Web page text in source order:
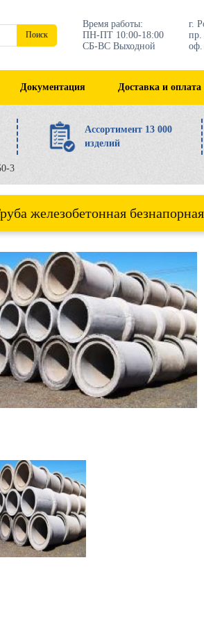
Поиск
Время работы:
ПН-ПТ 10:00-18:00
СБ-ВС Выходной
г.
пр.
оф.
Документация Доставка и оплата
Ассортимент 13 000
изделий
3
железобетонная